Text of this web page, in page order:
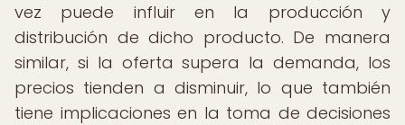
vez puede influir en la producción y
distribución de dicho producto. De manera
similar, si la oferta supera la demanda, los
precios tienden a disminuir, lo que también
tiene implicaciones en la toma de decisiones